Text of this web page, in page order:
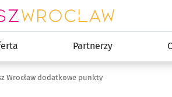
Partnerzy
Wrocław dodatkowe punkty